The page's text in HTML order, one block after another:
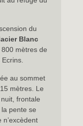
du
Blanc
800 mètres de
au sommet
mètres. Le
frontale
pente se